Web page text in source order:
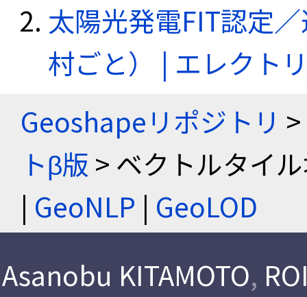
太陽光発電FIT認定
村ごと） | エレクト
Geoshapeリポジトリ >
トβ版 > ベクトルタイ
| GeoNLP | GeoLOD
Asanobu KITAMOTO,